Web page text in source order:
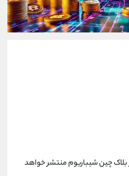
بلاک چین شیباریوم منتشر خواهد
09304891085
شروع گفتگو
@Armteam_admin_103
021-22021030